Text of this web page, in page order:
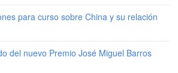
para curso sobre China y su relación
del nuevo Premio José Miguel Barros